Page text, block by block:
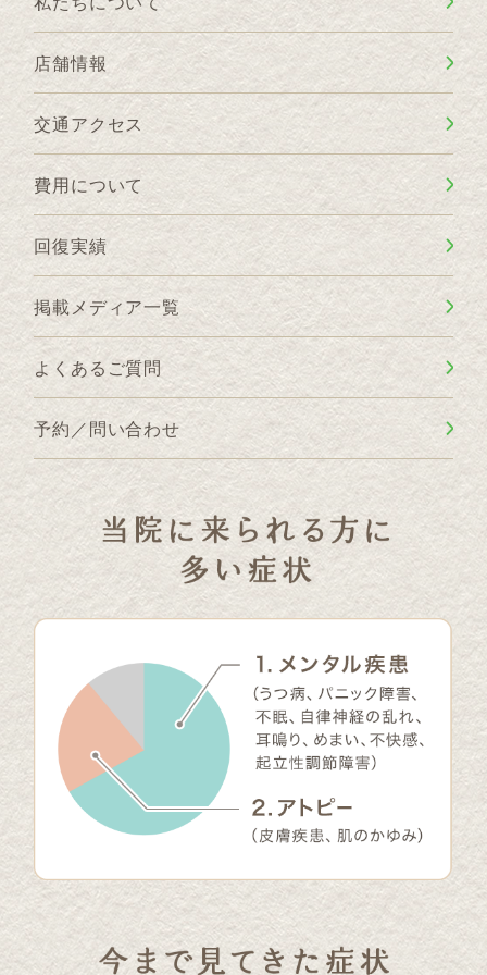
店舗情報
交通アクセス
費用について
回復実績
掲載メディア一覧
よくあるご質問
予約／問い合わせ